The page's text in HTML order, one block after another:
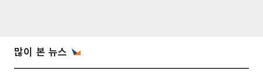
많이 본 뉴스